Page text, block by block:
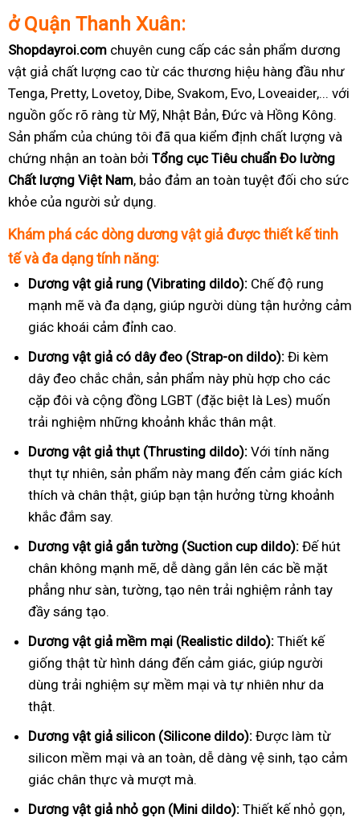
ở Quận Thanh Xuân:
Shopdayroi.com chuyên cung cấp các sản phẩm dương
vật giả chất lượng cao từ các thương hiệu hàng đầu như
Tenga, Pretty, Lovetoy, Dibe, Svakom, Evo, Loveaider,... với
nguồn gốc rõ ràng từ Mỹ, Nhật Bản, Đức và Hồng Kông.
Sản phẩm của chúng tôi đã qua kiểm định chất lượng và
chứng nhận an toàn bởi Tổng cục Tiêu chuẩn Đo lường
Chất lượng Việt Nam, bảo đảm an toàn tuyệt đối cho sức
khỏe của người sử dụng.
Khám phá các dòng dương vật giả được thiết kế tinh
tế và đa dạng tính năng:
Dương vật giả rung (Vibrating dildo): Chế độ rung
mạnh mẽ và đa dạng, giúp người dùng tận hưởng cảm
giác khoái cảm đỉnh cao.
Dương vật giả có dây đeo (Strap-on dildo): Đi kèm
dây đeo chắc chắn, sản phẩm này phù hợp cho các
cặp đôi và cộng đồng LGBT (đặc biệt là Les) muốn
trải nghiệm những khoảnh khắc thân mật.
Dương vật giả thụt (Thrusting dildo): Với tính năng
thụt tự nhiên, sản phẩm này mang đến cảm giác kích
thích và chân thật, giúp bạn tận hưởng từng khoảnh
khắc đắm say.
Dương vật giả gắn tường (Suction cup dildo): Đế hút
chân không mạnh mẽ, dễ dàng gắn lên các bề mặt
phẳng như sàn, tường, tạo nên trải nghiệm rảnh tay
đầy sáng tạo.
Dương vật giả mềm mại (Realistic dildo): Thiết kế
giống thật từ hình dáng đến cảm giác, giúp người
dùng trải nghiệm sự mềm mại và tự nhiên như da
thật.
Dương vật giả silicon (Silicone dildo): Được làm từ
silicon mềm mại và an toàn, dễ dàng vệ sinh, tạo cảm
giác chân thực và mượt mà.
Dương vật giả nhỏ gọn (Mini dildo): Thiết kế nhỏ gọn,